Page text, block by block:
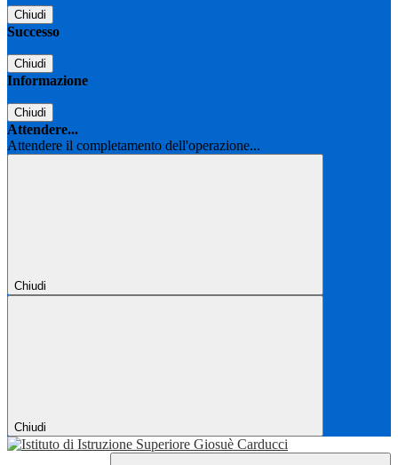
Chiudi
Successo
Chiudi
Informazione
Chiudi
Attendere...
Attendere il completamento dell'operazione...
Chiudi
Chiudi